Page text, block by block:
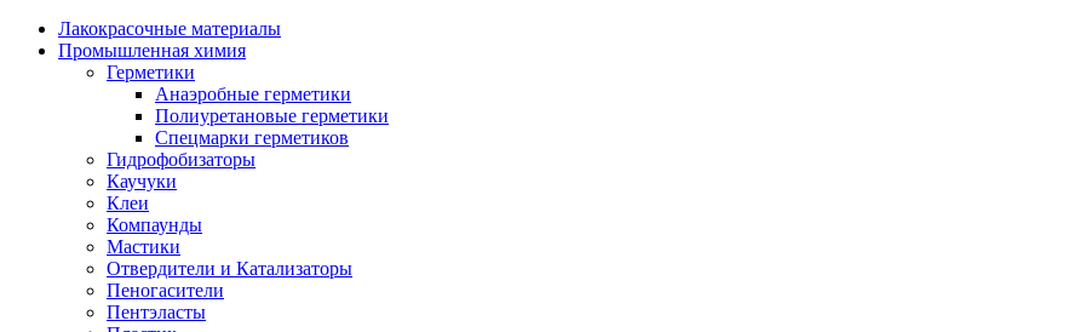
Лакокрасочные материалы
Промышленная химия
Герметики
Анаэробные герметики
Полиуретановые герметики
Спецмарки герметиков
Гидрофобизаторы
Каучуки
Клеи
Компаунды
Мастики
Отвердители и Катализаторы
Пеногасители
Пентэласты